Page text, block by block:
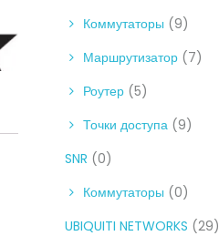
Коммутаторы (9)
Маршрутизатор (7)
Роутер (5)
Точки доступа (9)
SNR (0)
Коммутаторы (0)
UBIQUITI NETWORKS (29)